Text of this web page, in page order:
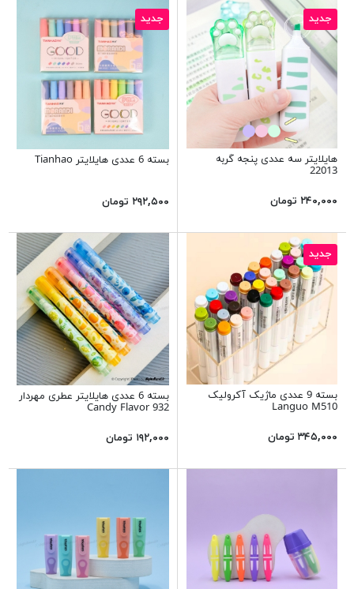
جدید
هایلایتر سه عددی پنجه گربه
22013
۲۴۰,۰۰۰ تومان
جدید
بسته 6 عددی هایلایتر Tianhao
۲۹۲,۵۰۰ تومان
جدید
بسته 9 عددی ماژیک آکرولیک
Languo M510
۳۴۵,۰۰۰ تومان
بسته 6 عددی هایلایتر عطری مهردار
Candy Flavor 932
۱۹۲,۰۰۰ تومان